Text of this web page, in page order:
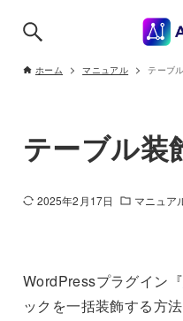
ホーム マニュアル テーブ
テーブル装
2025年2月17日 マニュア
WordPressプラグイン『
ックを一括装飾する方